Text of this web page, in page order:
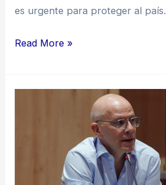
es urgente para proteger al país.
Read More »